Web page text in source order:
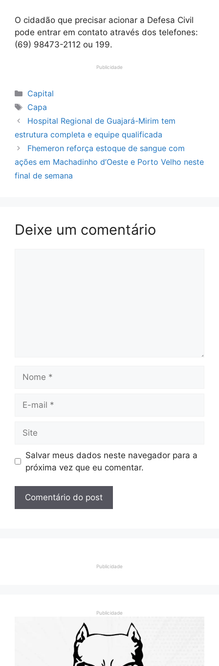
O cidadão que precisar acionar a Defesa Civil
pode entrar em contato através dos telefones:
(69) 98473-2112 ou 199.
Publicidade
Categorias
Capital
Tags
Capa
Hospital Regional de Guajará-Mirim tem
estrutura completa e equipe qualificada
Fhemeron reforça estoque de sangue com
ações em Machadinho d’Oeste e Porto Velho neste
final de semana
Deixe um comentário
mail
Salvar meus dados neste navegador para a
próxima vez que eu comentar.
Publicidade
Publicidade